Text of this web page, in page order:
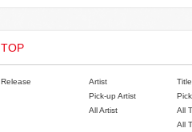
TOP
Release
Artist
Pick-up Artist
All Artist
Title
All
All